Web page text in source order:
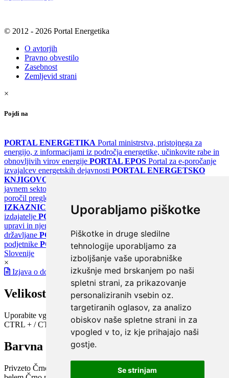
Uporabljamo piškotke
Piškotke in druge sledilne
tehnologije uporabljamo za
izboljšanje vaše uporabniške
izkušnje med brskanjem po naši
spletni strani, za prikazovanje
personaliziranih vsebin oz.
targetiranih oglasov, za analizo
obiskov naše spletne strani in za
vpogled v to, iz kje prihajajo naši
gostje.
Se strinjam
© 2012 - 2026 Portal Energetika
O avtorjih
Pravno obvestilo
Zasebnost
Zemljevid strani
×
Pojdi na
PORTAL ENERGETIKA Portal ministrstva, pristojnega za
energijo, z informacijami iz področja energetike, učinkovite rabe in
obnovljivih virov energije PORTAL EPOS Portal za e-poročanje
izvajalcev energetskih dejavnosti PORTAL ENERGETSKO
KNJIGOVODSTVO
javnem sektorju
poročil pregledov klimatskih sistemov
IZKAZNICE
Register energetskih izkaznic - za izdelovalce in
izdajatelje PORTAL GOV.SI Osrednje spletno mesto o državni
upravi in njenih storitvah
državljane PORTAL SPOT Državni portal za podjetja in
podjetnike PORTAL OPSI Državni portal odprtih podatkov
Slovenije
×
Izjava o dostopnosti
Velikost pisave
Uporabite vgrajeno funkcijo brskalnika
CTRL + / CTRL -
Barvna shema
Privzeto Črno na belem Belo na črnem Črno na bež